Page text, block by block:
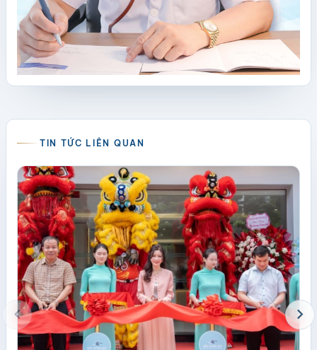
TIN TỨC LIÊN QUAN
chevron_left chevron_right